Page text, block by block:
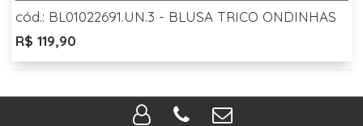
cód.: BL01022691.UN.3 - BLUSA TRICO ONDINHAS
R$ 119,90